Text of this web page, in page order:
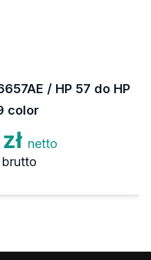
/ HP 57 do HP
color
netto
brutto